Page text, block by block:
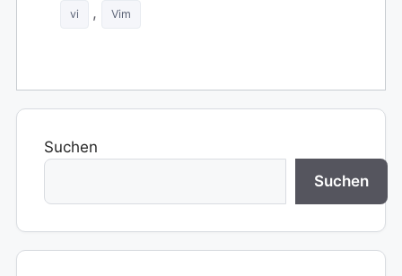
vi , Vim
Suchen
Suchen